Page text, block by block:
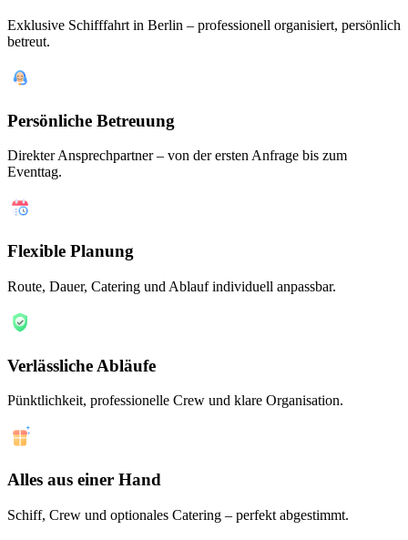
Exklusive Schifffahrt in Berlin – professionell organisiert, persönlich
betreut.
Persönliche Betreuung
Direkter Ansprechpartner – von der ersten Anfrage bis zum
Eventtag.
Flexible Planung
Route, Dauer, Catering und Ablauf individuell anpassbar.
Verlässliche Abläufe
Pünktlichkeit, professionelle Crew und klare Organisation.
Alles aus einer Hand
Schiff, Crew und optionales Catering – perfekt abgestimmt.